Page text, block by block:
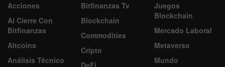
Acciones
Al Cierre Con
Bitfinanzas
Altcoins
Análisis Técnico
Bitfinanzas Tv
Blockchain
Commodities
Cripto
Juegos
Blockchain
Mercado Laboral
Metaverso
Mundo